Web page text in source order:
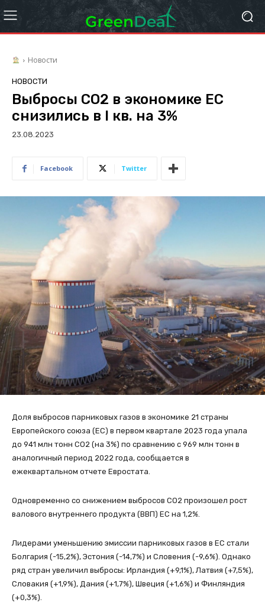
Новости
НОВОСТИ
Выбросы CO2 в экономике ЕС
снизились в I кв. на 3%
23.08.2023
Facebook Twitter
Доля выбросов парниковых газов в экономике 21 страны
Европейского союза (ЕС) в первом квартале 2023 года упала
до 941 млн тонн CO2 (на 3%) по сравнению с 969 млн тонн в
аналогичный период 2022 года, сообщается в
ежеквартальном отчете Евростата.
Одновременно со снижением выбросов CO2 произошел рост
валового внутреннего продукта (ВВП) ЕС на 1,2%.
Лидерами уменьшению эмиссии парниковых газов в ЕС стали
Болгария (-15,2%), Эстония (-14,7%) и Словения (-9,6%). Однако
ряд стран увеличил выбросы: Ирландия (+9,1%), Латвия (+7,5%),
Словакия (+1,9%), Дания (+1,7%), Швеция (+1,6%) и Финляндия
(+0,3%).